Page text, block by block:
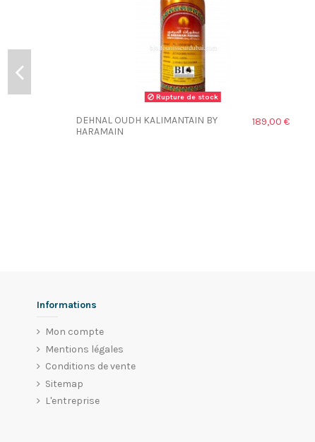
Rupture de stock
DEHNAL OUDH KALIMANTAIN BY
HARAMAIN
189,00 €
Informations
Mon compte
Mentions légales
Conditions de vente
Sitemap
L'entreprise